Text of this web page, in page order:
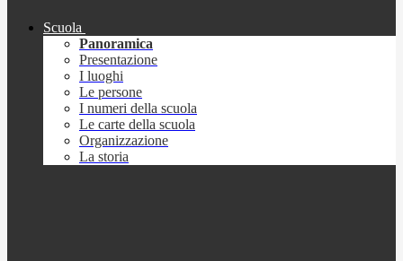
Scuola
Panoramica
Presentazione
I luoghi
Le persone
I numeri della scuola
Le carte della scuola
Organizzazione
La storia